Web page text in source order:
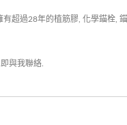
超過28年的植筋膠, 化學錨栓,
與我聯絡.